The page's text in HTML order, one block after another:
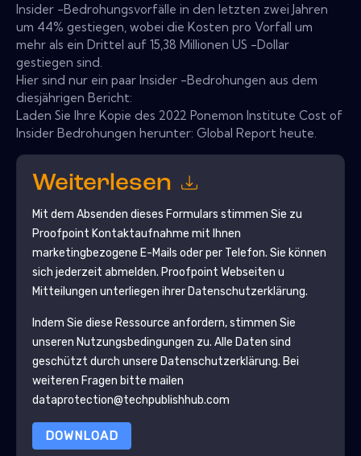
Insider -Bedrohungsvorfälle in den letzten zwei Jahren
um 44% gestiegen, wobei die Kosten pro Vorfall um
mehr als ein Drittel auf 15,38 Millionen US -Dollar
gestiegen sind.
Hier sind nur ein paar Insider -Bedrohungen aus dem
diesjährigen Bericht:
Laden Sie Ihre Kopie des 2022 Ponemon Institute Cost of
Insider Bedrohungen herunter: Global Report heute.
Weiterlesen
Mit dem Absenden dieses Formulars stimmen Sie zu
Proofpoint Kontaktaufnahme mit Ihnen
marketingbezogene E-Mails oder per Telefon. Sie können
sich jederzeit abmelden. Proofpoint Webseiten u
Mitteilungen unterliegen ihrer Datenschutzerklärung.
Indem Sie diese Ressource anfordern, stimmen Sie
unseren Nutzungsbedingungen zu. Alle Daten sind
geschützt durch unsere Datenschutzerklärung. Bei
weiteren Fragen bitte mailen
dataprotection@techpublishhub.com
DOWNLOAD